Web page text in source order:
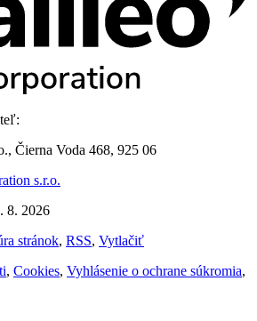
Čierna Voda 468, 925 06
s.r.o.
8. 2026
stránok, RSS, Vytlačiť
, Cookies, Vyhlásenie o ochrane súkromia,